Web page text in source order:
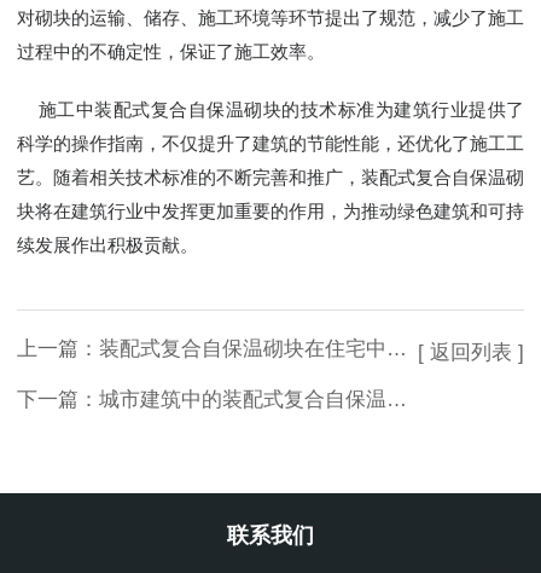
对砌块的运输、储存、施工环境等环节提出了规范，减少了施工
过程中的不确定性，保证了施工效率。
施工中装配式复合自保温砌块的技术标准为建筑行业提供了
科学的操作指南，不仅提升了建筑的节能性能，还优化了施工工
艺。随着相关技术标准的不断完善和推广，装配式复合自保温砌
块将在建筑行业中发挥更加重要的作用，为推动绿色建筑和可持
续发展作出积极贡献。
上一篇： 装配式复合自保温砌块在住宅中的应用
下一篇： 城市建筑中的装配式复合自保温砌块应用
[ 返回列表 ]
联系我们